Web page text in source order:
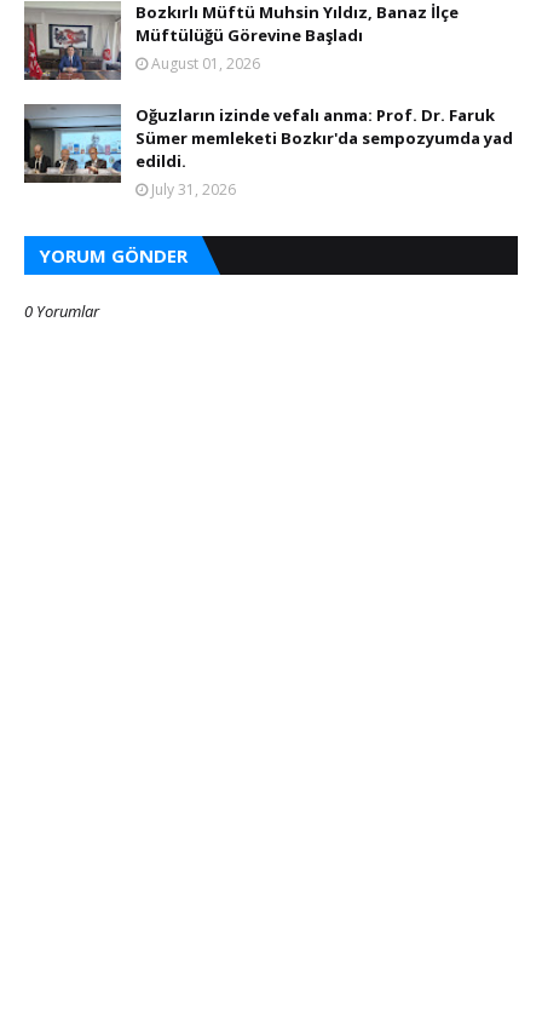
Bozkırlı Müftü Muhsin Yıldız, Banaz İlçe
Müftülüğü Görevine Başladı
August 01, 2026
Oğuzların izinde vefalı anma: Prof. Dr. Faruk
Sümer memleketi Bozkır'da sempozyumda yad
edildi.
July 31, 2026
YORUM GÖNDER
0 Yorumlar